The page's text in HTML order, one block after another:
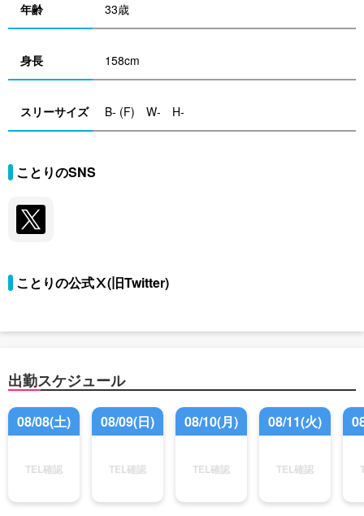
年齢 33歳
身長 158cm
スリーサイズ B- (F) W- H-
ことりのSNS
ことりの公式Ⅹ(旧Twitter)
出勤スケジュール
08/08(土)
TEL確認
08/09(日)
TEL確認
08/10(月)
TEL確認
08/11(火)
TEL確認